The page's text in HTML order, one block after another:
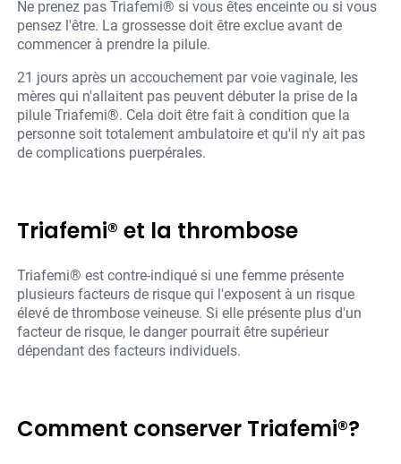
Ne prenez pas Triafemi® si vous êtes enceinte ou si vous
pensez l'être. La grossesse doit être exclue avant de
commencer à prendre la pilule.
21 jours après un accouchement par voie vaginale, les
mères qui n'allaitent pas peuvent débuter la prise de la
pilule Triafemi®. Cela doit être fait à condition que la
personne soit totalement ambulatoire et qu'il n'y ait pas
de complications puerpérales.
Triafemi® et la thrombose
Triafemi® est contre-indiqué si une femme présente
plusieurs facteurs de risque qui l'exposent à un risque
élevé de thrombose veineuse. Si elle présente plus d'un
facteur de risque, le danger pourrait être supérieur
dépendant des facteurs individuels.
Comment conserver Triafemi®?